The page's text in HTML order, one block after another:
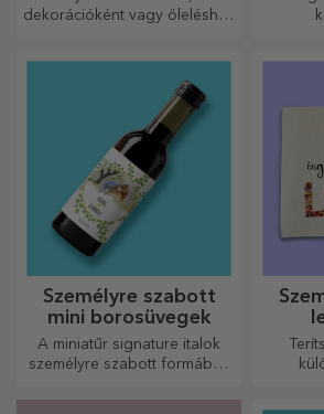
dekorációként vagy öleléshez
Személyre szabott
mini borosüvegek
A miniatűr signature italok
személyre szabott formában
csempésznek az életbe.